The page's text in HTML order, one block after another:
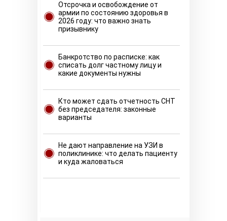
Отсрочка и освобождение от
армии по состоянию здоровья в
2026 году: что важно знать
призывнику
Банкротство по расписке: как
списать долг частному лицу и
какие документы нужны
Кто может сдать отчетность СНТ
без председателя: законные
варианты
Не дают направление на УЗИ в
поликлинике: что делать пациенту
и куда жаловаться